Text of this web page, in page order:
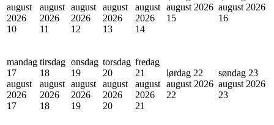
august
2026
10
august
2026
11
august
2026
12
august
2026
13
august
2026
14
august 2026
15
august 2026
16
mandag
17
august
2026
17
tirsdag
18
august
2026
18
onsdag
19
august
2026
19
torsdag
20
august
2026
20
fredag
21
august
2026
21
lørdag 22
august 2026
22
søndag 23
august 2026
23